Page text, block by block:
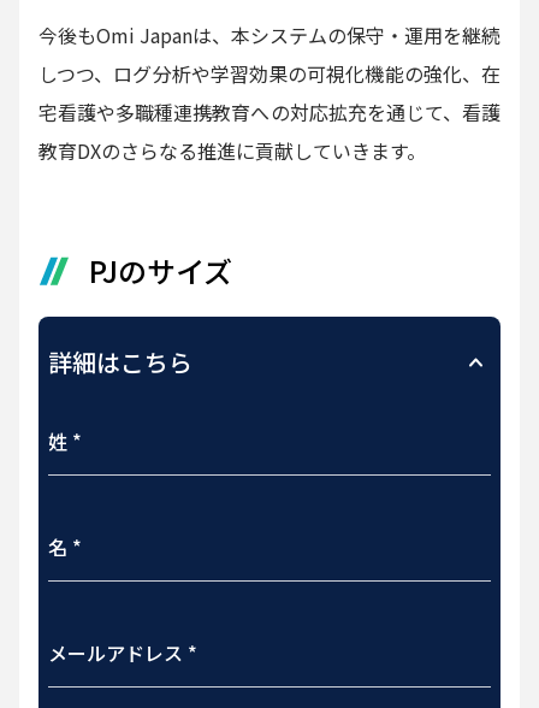
今後もOmi Japanは、本システムの保守・運用を継続
しつつ、ログ分析や学習効果の可視化機能の強化、在
宅看護や多職種連携教育への対応拡充を通じて、看護
教育DXのさらなる推進に貢献していきます。
PJのサイズ
詳細はこちら